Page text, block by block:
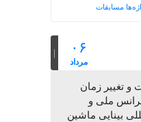
مسابقات
۰۶
مرداد
و تغییر زمان
ملی و
بینایی ماشین